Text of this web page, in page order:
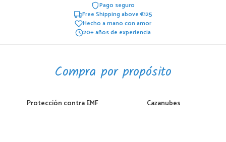
Pago seguro
Free Shipping above €125
Hecho a mano con amor
20+ años de experiencia
Compra por propósito
Protección contra EMF Cazanubes